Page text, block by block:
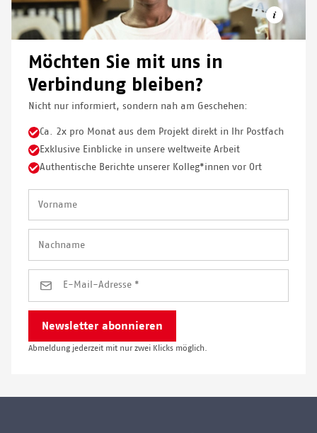
Möchten Sie mit uns in
Verbindung bleiben?
Nicht nur informiert, sondern nah am Geschehen:
Ca. 2x pro Monat aus dem Projekt direkt in Ihr Postfach
Exklusive Einblicke in unsere weltweite Arbeit
Authentische Berichte unserer Kolleg*innen vor Ort
Abmeldung jederzeit mit nur zwei Klicks möglich.
© OLIVER BARTH/MSF